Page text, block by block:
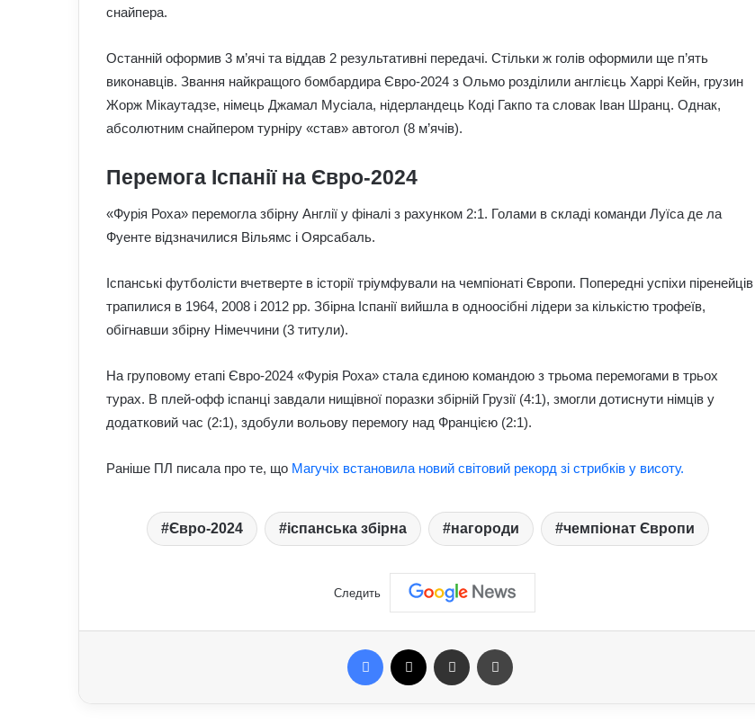
снайпера.
Останній оформив 3 м’ячі та віддав 2 результативні передачі. Стільки ж голів оформили ще п’ять
виконавців. Звання найкращого бомбардира Євро-2024 з Ольмо розділили англієць Харрі Кейн, грузин
Жорж Мікаутадзе, німець Джамал Мусіала, нідерландець Коді Гакпо та словак Іван Шранц. Однак,
абсолютним снайпером турніру «став» автогол (8 м’ячів).
Перемога Іспанії на Євро-2024
«Фурія Роха» перемогла збірну Англії у фіналі з рахунком 2:1. Голами в складі команди Луїса де ла
Фуенте відзначилися Вільямс і Оярсабаль.
Іспанські футболісти вчетверте в історії тріумфували на чемпіонаті Європи. Попередні успіхи піренейців
трапилися в 1964, 2008 і 2012 рр. Збірна Іспанії вийшла в одноосібні лідери за кількістю трофеїв,
обігнавши збірну Німеччини (3 титули).
На груповому етапі Євро-2024 «Фурія Роха» стала єдиною командою з трьома перемогами в трьох
турах. В плей-офф іспанці завдали нищівної поразки збірній Грузії (4:1), змогли дотиснути німців у
додатковий час (2:1), здобули вольову перемогу над Францією (2:1).
Раніше ПЛ писала про те, що Магучіх встановила новий світовий рекорд зі стрибків у висоту.
Євро-2024 іспанська збірна нагороди чемпіонат Європи
Следить
Facebook Отправить e-mail
Як на нас впливають мотивуючі
фільми про спорт: думка спеціалістів
спортсменам: користь для м’язів та
відновлення
активність
Як правильно готуватися до спорту:
прості кроки, що захищають тіло від